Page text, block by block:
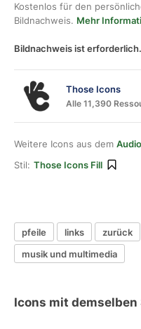
Kostenlos für den
Bildnachweis. Mehr
Bildnachweis ist erforderlich.
Those Icons
Alle 11,390
Weitere Icons aus dem
Stil: Those Icons Fill
pfeile links zurück
musik und multimedia
Icons mit